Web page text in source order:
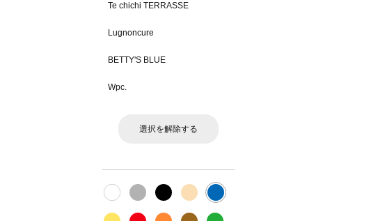
Te chichi TERRASSE
Lugnoncure
BETTY'S BLUE
Wpc.
選択を解除する